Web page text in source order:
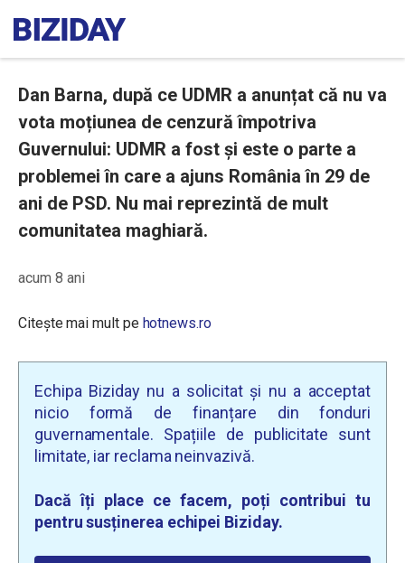
Dan Barna, după ce UDMR a anunțat că nu va
vota moțiunea de cenzură împotriva
Guvernului: UDMR a fost și este o parte a
problemei în care a ajuns România în 29 de
ani de PSD. Nu mai reprezintă de mult
comunitatea maghiară.
acum 8 ani
Citește mai mult pe hotnews.ro
Echipa Biziday nu a solicitat și nu a acceptat
nicio formă de finanțare din fonduri
guvernamentale. Spațiile de publicitate sunt
limitate, iar reclama neinvazivă.
Dacă îți place ce facem, poți contribui tu
pentru susținerea echipei Biziday.